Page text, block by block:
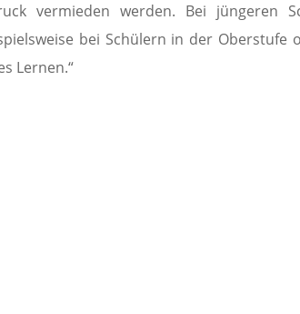
vermieden werden. Bei jüngeren
bei Schülern in der Oberstufe
Lernen.“